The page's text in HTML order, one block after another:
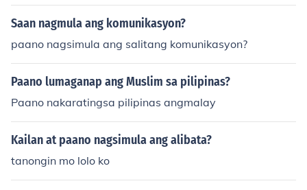
Saan nagmula ang komunikasyon?
paano nagsimula ang salitang komunikasyon?
Paano lumaganap ang Muslim sa pilipinas?
Paano nakaratingsa pilipinas angmalay
Kailan at paano nagsimula ang alibata?
tanongin mo lolo ko